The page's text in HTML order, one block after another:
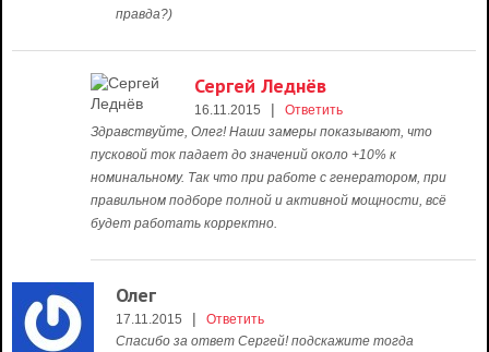
правда?)
Сергей Леднёв
16.11.2015 |
Ответить
Здравствуйте, Олег! Наши замеры показывают, что
пусковой ток падает до значений около +10% к
номинальному. Так что при работе с генератором, при
правильном подборе полной и активной мощности, всё
будет работать корректно.
Олег
17.11.2015 |
Ответить
Спасибо за ответ Сергей! подскажите тогда